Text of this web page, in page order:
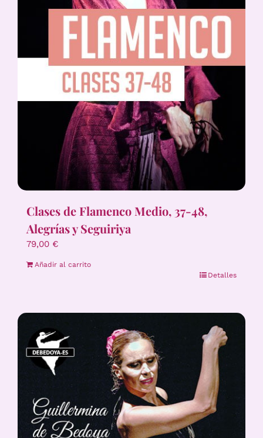
Clases de Flamenco Medio, 37-48,
Alegrías y Seguiriya
79,00 €
Añadir al carrito
Detalles